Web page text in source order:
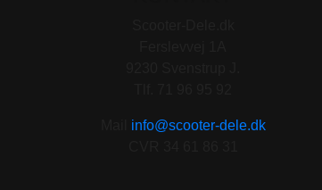
info@scooter-dele.dk